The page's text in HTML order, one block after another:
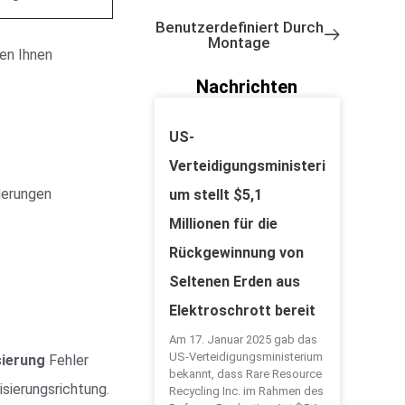
Ihnen
Fehler
Benutzerdefiniert Durch
Montage
Nachrichten
US-
Verteidigungsministeri
um stellt $5,1
Millionen für die
Rückgewinnung von
Seltenen Erden aus
Elektroschrott bereit
Am 17. Januar 2025 gab das
US-Verteidigungsministerium
bekannt, dass Rare Resource
Recycling Inc. im Rahmen des